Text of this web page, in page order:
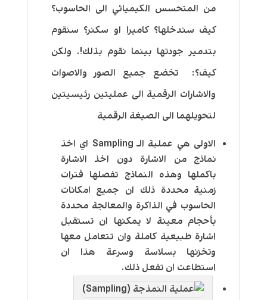
من المتحسس الكيميائي الى الحاسوب؟
كيف سندخلها؟ كاميرا او سكنر؟ سنقوم
بتدمير جودتها بينما نقوم بذلك!. ولكن
كيف؟: تخضع جميع الصور والاصوات
والاشارات الرقمية الى عمليتين رئيسيتين
لتحويلهما الى الصيغة الرقمية
الاولى هي عملية الـ Sampling اي اخذ
نماذج من الاشارة دون اخذ الاشارة
باكملها وهذه النماذج تفصلها فترات
زمنية محددة ذلك ان جميع امكانات
الحاسوب في الذاكرة والمعالجة محددة
بأحجام معينة لا يمكنها ان تستقبل
اشارة طبيعية كاملة وان تتعامل معها
وتخزنها بسلاسة وسرعة هذا ان
استطاعت ان تفعل ذلك.